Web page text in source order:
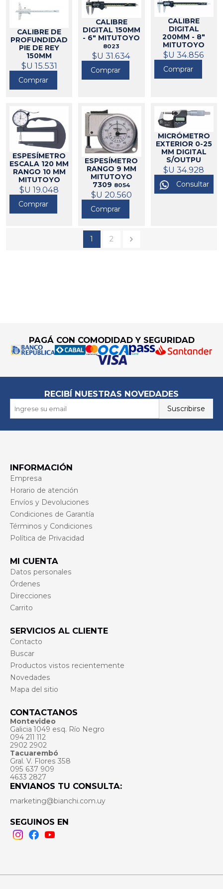
CALIBRE DE
PROFUNDIDAD
PIE DE REY
150MM
MITUTOYO
8059
$U 15.531
Comprar
CALIBRE
DIGITAL 150MM
- 6" MITUTOYO
8023
$U 31.634
Comprar
CALIBRE
DIGITAL
200MM - 8"
MITUTOYO
8008
$U 34.856
Comprar
ESPESÍMETRO
ESCALA 120 MM
RANGO 10 MM
MITUTOYO
7321 8055
$U 19.048
Comprar
ESPESÍMETRO
RANGO 9 MM
MITUTOYO
7309 8054
$U 20.560
Comprar
MICRÓMETRO
EXTERIOR 0-25
MM DIGITAL
S/OUTPU
MITUTOYO
293-2408284
$U 34.928
Consultar
1 2
PAGÁ CON COMODIDAD Y SEGURIDAD
RECIBÍ NUESTRAS NOVEDADES
Suscribirse
INFORMACIÓN
Empresa
Horario de atención
Envíos y Devoluciones
Condiciones de Garantía
Términos y Condiciones
Política de Privacidad
MI CUENTA
Datos personales
Órdenes
Direcciones
Carrito
SERVICIOS AL CLIENTE
Contacto
Buscar
Productos vistos recientemente
Novedades
Mapa del sitio
CONTACTANOS
Montevideo
Galicia 1049 esq. Río Negro
094 211 112
2902 2902
Tacuarembó
Gral. V. Flores 358
095 637 909
4633 2827
ENVIANOS TU CONSULTA:
marketing@bianchi.com.uy
SEGUINOS EN
Instagram
FacebookYoutube